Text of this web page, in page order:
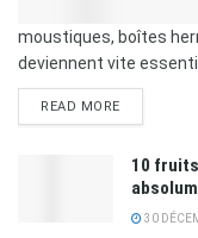
moustiques, boîtes
deviennent vite
READ MORE
10
30